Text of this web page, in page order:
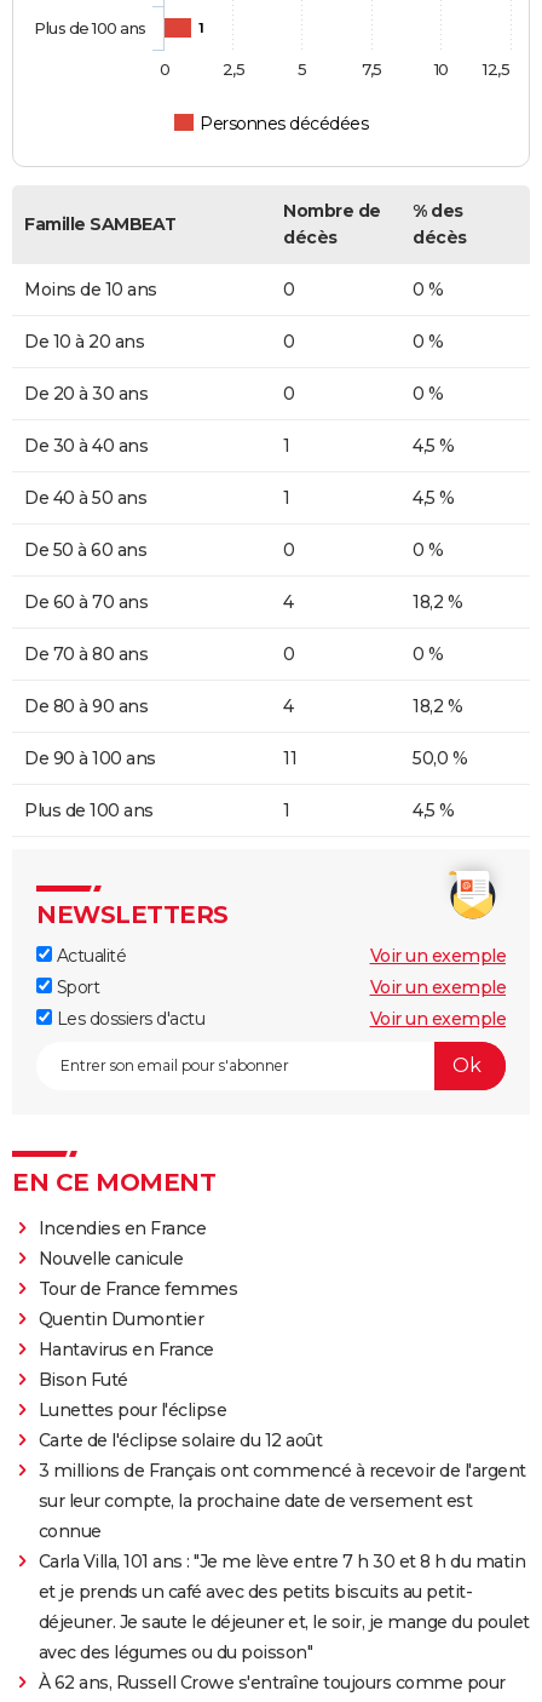
1
Personnes décédées
Plus de 100 ans
0 10
2,5 5 7,5 12,5
Famille SAMBEAT
Nombre de
décès
% des
décès
Moins de 10 ans 0 0 %
De 10 à 20 ans 0 0 %
De 20 à 30 ans 0 0 %
De 30 à 40 ans 1 4,5 %
De 40 à 50 ans 1 4,5 %
De 50 à 60 ans 0 0 %
De 60 à 70 ans 4 18,2 %
De 70 à 80 ans 0 0 %
De 80 à 90 ans 4 18,2 %
De 90 à 100 ans 11 50,0 %
Plus de 100 ans 1 4,5 %
NEWSLETTERS
Actualité
Voir un exemple
Sport
Voir un exemple
Les dossiers d'actu
Voir un exemple
EN CE MOMENT
Incendies en France
Nouvelle canicule
Tour de France femmes
Quentin Dumontier
Hantavirus en France
Bison Futé
Lunettes pour l'éclipse
Carte de l'éclipse solaire du 12 août
3 millions de Français ont commencé à recevoir de l'argent
sur leur compte, la prochaine date de versement est
connue
Carla Villa, 101 ans : "Je me lève entre 7 h 30 et 8 h du matin
et je prends un café avec des petits biscuits au petit-
déjeuner. Je saute le déjeuner et, le soir, je mange du poulet
avec des légumes ou du poisson"
À 62 ans, Russell Crowe s'entraîne toujours comme pour